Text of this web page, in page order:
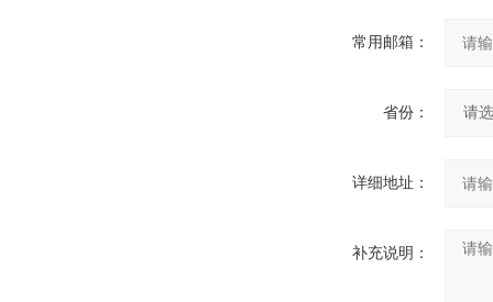
常用邮箱：
省份：
详细地址：
补充说明：